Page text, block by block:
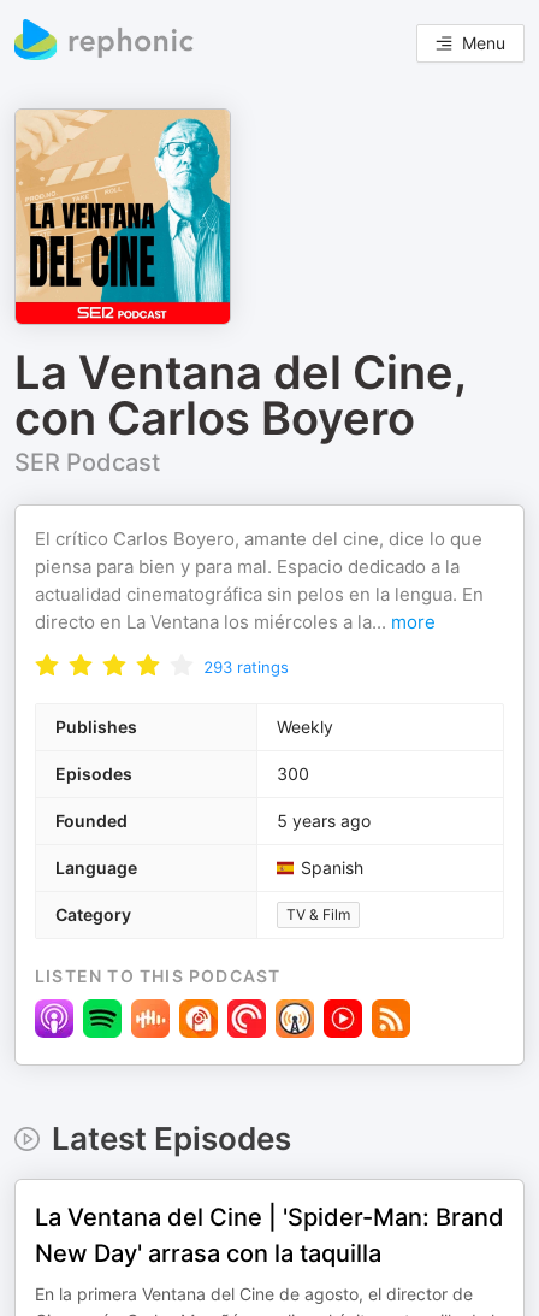
Menu
La Ventana del Cine,
con Carlos Boyero
SER Podcast
El crítico Carlos Boyero, amante del cine, dice lo que
piensa para bien y para mal. Espacio dedicado a la
actualidad cinematográfica sin pelos en la lengua. En
directo en La Ventana los miércoles a la... more
293 ratings
Publishes Weekly
Episodes 300
Founded 5 years ago
Language Spanish
Category TV & Film
LISTEN TO THIS PODCAST
Latest Episodes
La Ventana del Cine | 'Spider-Man: Brand
New Day' arrasa con la taquilla
En la primera Ventana del Cine de agosto, el director de